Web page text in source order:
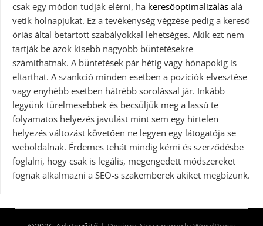
csak egy módon tudják elérni, ha keresőoptimalizálás alá
vetik holnapjukat. Ez a tevékenység végzése pedig a kereső
óriás által betartott szabályokkal lehetséges. Akik ezt nem
tartják be azok kisebb nagyobb büntetésekre
számíthatnak. A büntetések pár hétig vagy hónapokig is
eltarthat. A szankció minden esetben a pozíciók elvesztése
vagy enyhébb esetben hátrébb sorolással jár. Inkább
legyünk türelmesebbek és becsüljük meg a lassú te
folyamatos helyezés javulást mint sem egy hirtelen
helyezés változást követően ne legyen egy látogatója se
weboldalnak. Érdemes tehát mindig kérni és szerződésbe
foglalni, hogy csak is legális, megengedett módszereket
fognak alkalmazni a SEO-s szakemberek akiket megbízunk.